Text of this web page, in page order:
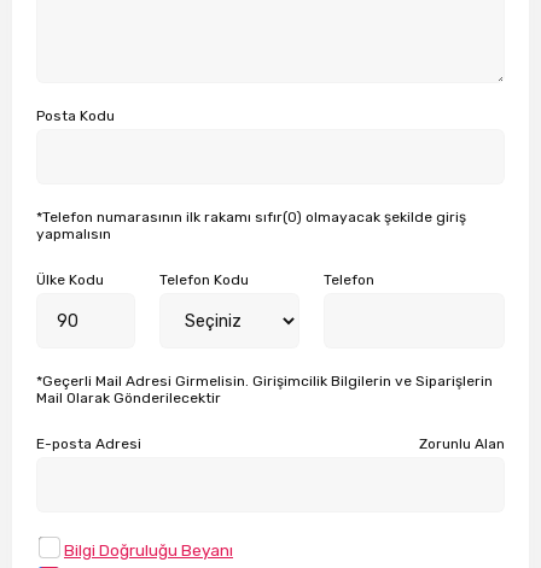
Posta Kodu
*Telefon numarasının ilk rakamı sıfır(0) olmayacak şekilde giriş
yapmalısın
Ülke Kodu Telefon Kodu Telefon
*Geçerli Mail Adresi Girmelisin. Girişimcilik Bilgilerin ve Siparişlerin
Mail Olarak Gönderilecektir
E-posta Adresi Zorunlu Alan
Bilgi Doğruluğu Beyanı